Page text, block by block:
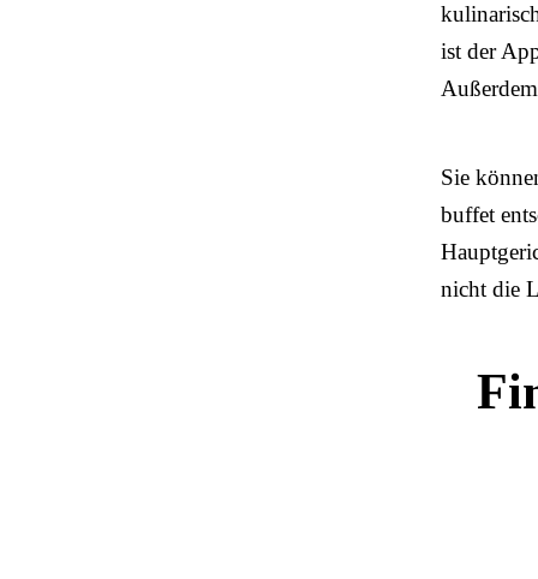
ist der
Sie
buffet
nicht die